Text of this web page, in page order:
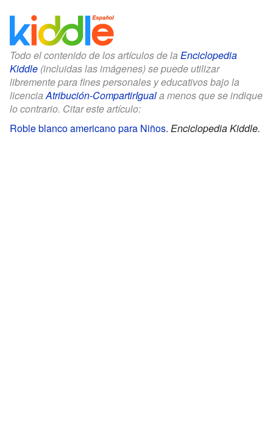
Todo el contenido de los artículos de la Enciclopedia
Kiddle (incluidas las imágenes) se puede utilizar
libremente para fines personales y educativos bajo la
licenciaAtribución-CompartirIguala menos que se indique
lo contrario. Citar este artículo:
Roble blanco americano para Niños. Enciclopedia Kiddle.